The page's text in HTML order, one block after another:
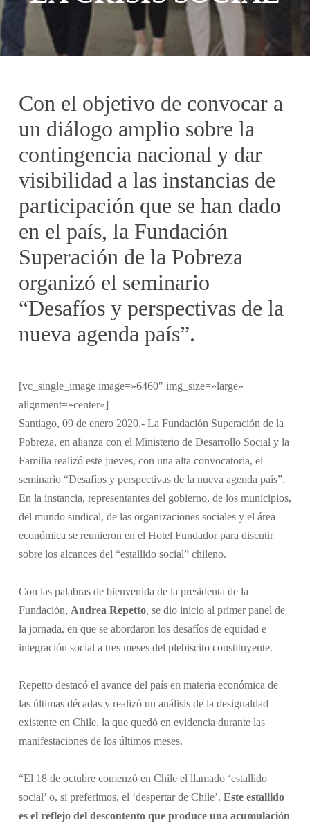
Con el objetivo de convocar a
un diálogo amplio sobre la
contingencia nacional y dar
visibilidad a las instancias de
participación que se han dado
en el país, la Fundación
Superación de la Pobreza
organizó el seminario
“Desafíos y perspectivas de la
nueva agenda país”.
[vc_single_image image=»6460″ img_size=»large»
alignment=»center»]
Santiago, 09 de enero 2020.- La Fundación Superación de la
Pobreza, en alianza con el Ministerio de Desarrollo Social y la
Familia realizó este jueves, con una alta convocatoria, el
seminario “Desafíos y perspectivas de la nueva agenda país”.
En la instancia, representantes del gobierno, de los municipios,
del mundo sindical, de las organizaciones sociales y el área
económica se reunieron en el Hotel Fundador para discutir
sobre los alcances del “estallido social” chileno.
Con las palabras de bienvenida de la presidenta de la
Fundación, Andrea Repetto, se dio inicio al primer panel de
la jornada, en que se abordaron los desafíos de equidad e
integración social a tres meses del plebiscito constituyente.
Repetto destacó el avance del país en materia económica de
las últimas décadas y realizó un análisis de la desigualdad
existente en Chile, la que quedó en evidencia durante las
manifestaciones de los últimos meses.
“El 18 de octubre comenzó en Chile el llamado ‘estallido
social’ o, si preferimos, el ‘despertar de Chile’. Este estallido
es el reflejo del descontento que produce una acumulación